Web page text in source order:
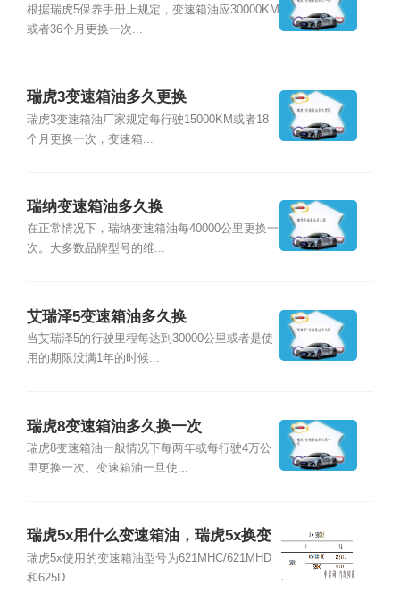
根据瑞虎5保养手册上规定，变速箱油应30000KM
或者36个月更换一次...
瑞虎3变速箱油多久更换
瑞虎3变速箱油厂家规定每行驶15000KM或者18
个月更换一次，变速箱...
瑞纳变速箱油多久换
在正常情况下，瑞纳变速箱油每40000公里更换一
次。大多数品牌型号的维...
艾瑞泽5变速箱油多久换
当艾瑞泽5的行驶里程每达到30000公里或者是使
用的期限没满1年的时候...
瑞虎8变速箱油多久换一次
瑞虎8变速箱油一般情况下每两年或每行驶4万公
里更换一次。变速箱油一旦使...
瑞虎5x用什么变速箱油，瑞虎5x换变
速箱油多少钱
瑞虎5x使用的变速箱油型号为621MHC/621MHD
和625D...